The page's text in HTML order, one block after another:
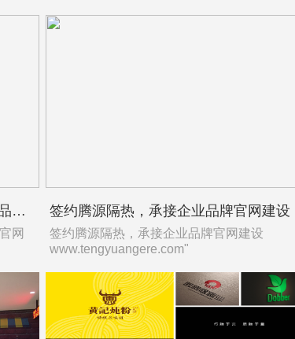
签约奥维空间设计公司，承接企业品牌官网建设
网
签约腾源隔热，承接企业品牌官网建设
签约腾源隔热，承接企业品牌官网建设
www.tengyuangere.com"